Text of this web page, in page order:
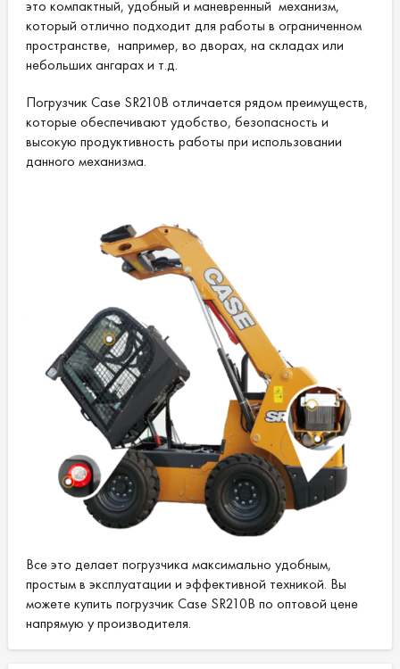
заднего вида может работать на
погрузчике Case SR210B в двух режимах: с
постоянно включенной камерой и
движении назад. Кроме того память
устройства включает в себя руководство
по обслуживанию машины с кодами
уменьшенной по сравнению с
предыдущими моделями Case головкой
обеспечивает оператору погрузчика
более удобный захват;
Пропорциональное управление
гидравлическими системами для точной и
плавной работы погрузчика;
Простота обслуживания и ремонта -
благодаря наклоняемой кабине погрузчик
обеспечивает легкий доступ для
обслуживания ко всем узлам системы;
Самовыравнивание ковша;
Передние / боковые рабочие фары;
Современная система
кондиционирования воздуха
Аудио Bluetooth (опционально).
это компактный, удобный и маневренный механизм,
который отлично подходит для работы в ограниченном
пространстве, например, во дворах, на складах или
небольших ангарах и т.д.
Погрузчик Case SR210B отличается рядом преимуществ,
которые обеспечивают удобство, безопасность и
высокую продуктивность работы при использовании
данного механизма.
Все это делает погрузчика максимально удобным,
простым в эксплуатации и эффективной техникой. Вы
можете купить погрузчик Case SR210B по оптовой цене
напрямую у производителя.